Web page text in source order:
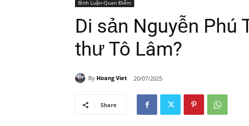
Bình Luận-Quan Điểm
Di sản Nguyễn Phú
thư Tô Lâm?
By Hoang Viet 20/07/2025
Share